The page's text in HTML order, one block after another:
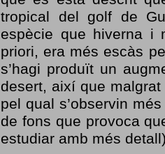
tropical del golf de
espècie que hiverna i
priori, era més escàs
s’hagi produït un
desert, així que
pel qual s’observin
de fons que provoca
estudiar amb més